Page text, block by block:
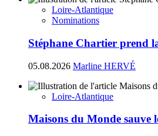
Loire-Atlantique
Nominations
Stéphane Chartier prend
05.08.2026 Marline HERVÉ
Loire-Atlantique
Maisons du Monde sauve